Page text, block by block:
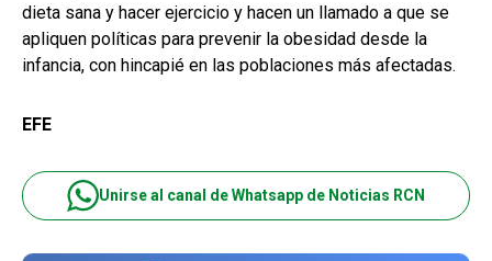
dieta sana y hacer ejercicio y hacen un llamado a que se
apliquen políticas para prevenir la obesidad desde la
infancia, con hincapié en las poblaciones más afectadas.
EFE
Unirse al canal de Whatsapp de Noticias RCN